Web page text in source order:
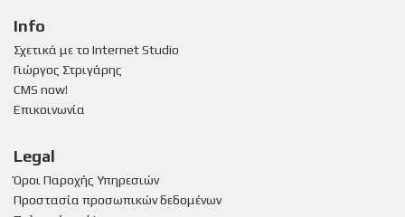
Info
Σχετικά με το Internet Studio
Γιώργος Στριγάρης
CMS now!
Επικοινωνία
Legal
Όροι Παροχής Υπηρεσιών
Προστασία προσωπικών δεδομένων